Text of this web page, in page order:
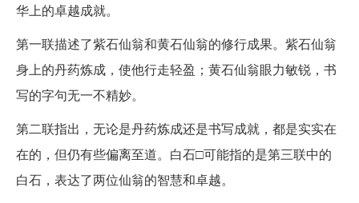
华上的卓越成就。
第一联描述了紫石仙翁和黄石仙翁的修行成果。紫石仙翁
身上的丹药炼成，使他行走轻盈；黄石仙翁眼力敏锐，书
写的字句无一不精妙。
第二联指出，无论是丹药炼成还是书写成就，都是实实在
在的，但仍有些偏离至道。白石□可能指的是第三联中的
白石，表达了两位仙翁的智慧和卓越。